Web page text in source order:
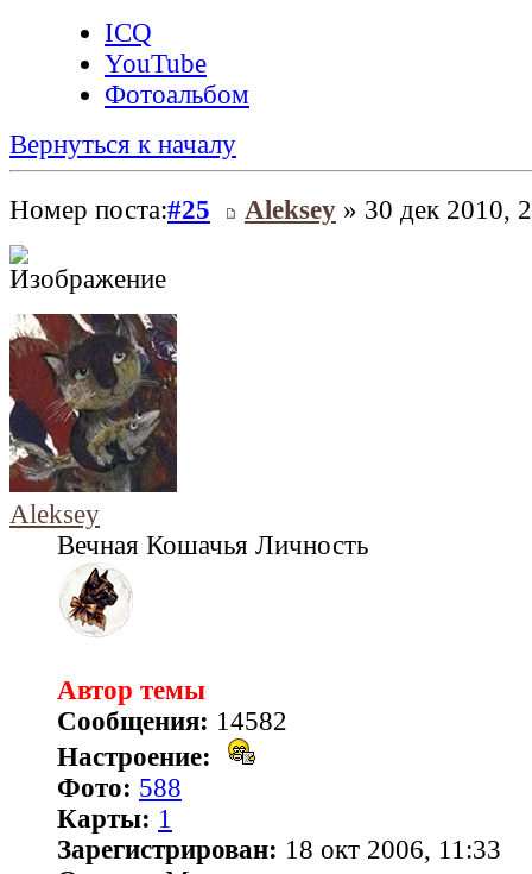
ICQ
YouTube
Фотоальбом
Вернуться к началу
Номер поста:#25 Aleksey » 30 дек 2010,
Aleksey
Вечная Кошачья Личность
Автор темы
Сообщения: 14582
Настроение:
Фото: 588
Карты: 1
Зарегистрирован: 18 окт 2006, 11:33